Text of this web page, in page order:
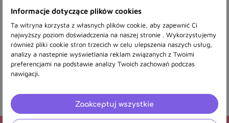
48,66 zł
Pokazano 1-1 z 1 pozycji
zabawy!
Informacje dotyczące plików cookies
Ta witryna korzysta z własnych plików cookie, aby zapewnić Ci
najwyższy poziom doświadczenia na naszej stronie . Wykorzystujemy
również pliki cookie stron trzecich w celu ulepszenia naszych usług,
analizy a nastepnie wyświetlania reklam związanych z Twoimi
preferencjami na podstawie analizy Twoich zachowań podczas
nawigacji.
Zaakceptuj wszystkie